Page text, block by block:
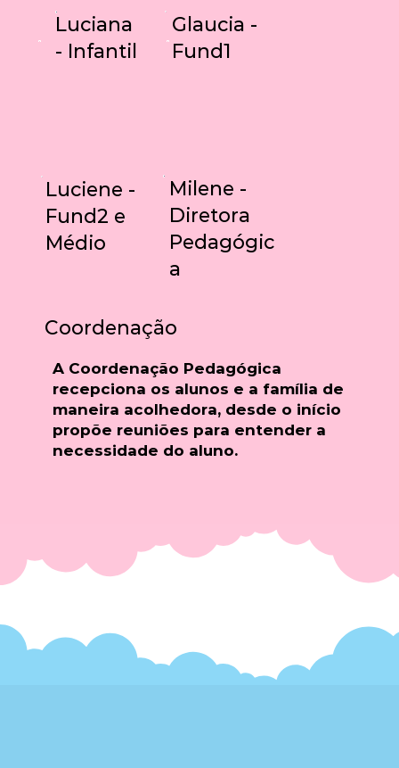
Luciana
- Infantil
Luciene -
Fund2 e
Médio
Glaucia -
Fund1
Milene -
Diretora
Pedagógic
a
Coordenação
A Coordenação Pedagógica
recepciona os alunos e a família de
maneira acolhedora, desde o início
propõe reuniões para entender a
necessidade do aluno.